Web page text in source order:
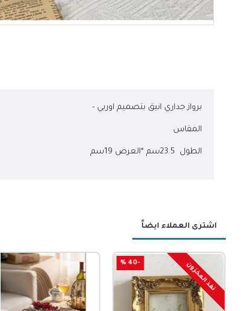
برواز جداري انيق بتصميم اوربي -
المقاس
الطول 23.5سم *العرض 19سم
اشترى العملاء ايضاً
-40 % نفذ المخزون -46 % نفذ المخزون -60 %